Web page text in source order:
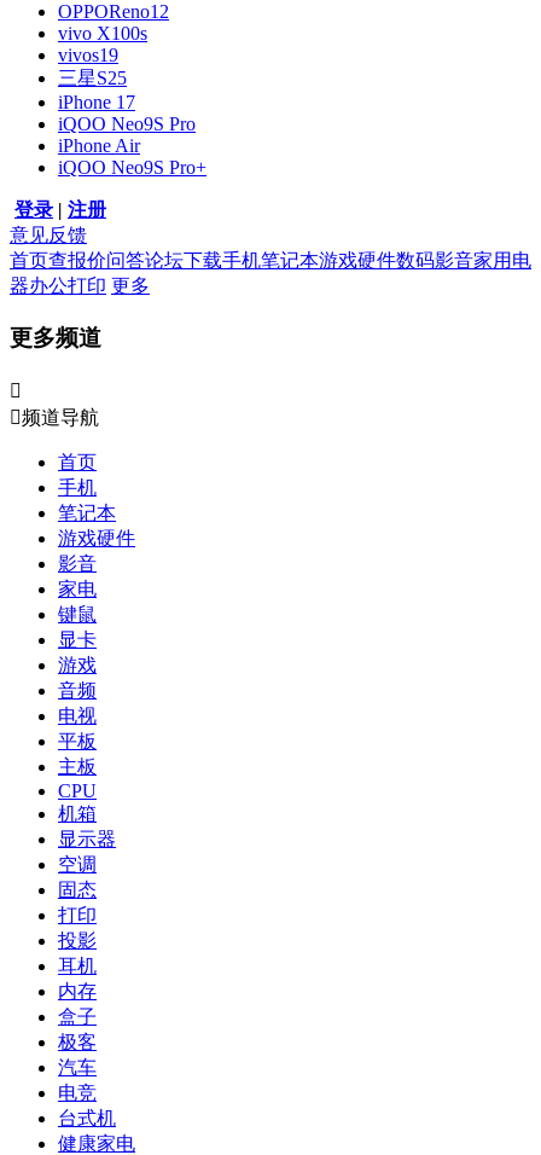
OPPOReno12
vivo X100s
vivos19
三星S25
iPhone 17
iQOO Neo9S Pro
iPhone Air
iQOO Neo9S Pro+
登录 | 注册
意见反馈
首页查报价问答论坛下载手机笔记本游戏硬件数码影音家用电
器办公打印 更多
更多频道

频道导航
首页
手机
笔记本
游戏硬件
影音
家电
键鼠
显卡
游戏
音频
电视
平板
主板
CPU
机箱
显示器
空调
固态
打印
投影
耳机
内存
盒子
极客
汽车
电竞
台式机
健康家电